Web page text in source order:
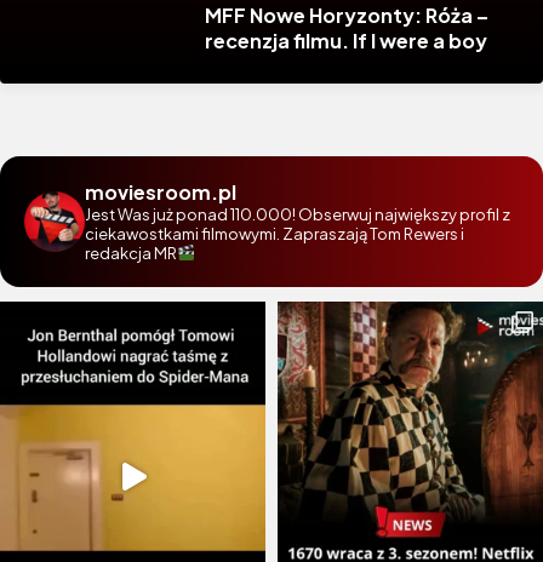
MFF Nowe Horyzonty: Róża –
recenzja filmu. If I were a boy
moviesroom.pl
Jest Was już ponad 110.000! Obserwuj największy profil z
ciekawostkami filmowymi. Zapraszają Tom Rewers i
redakcja MR